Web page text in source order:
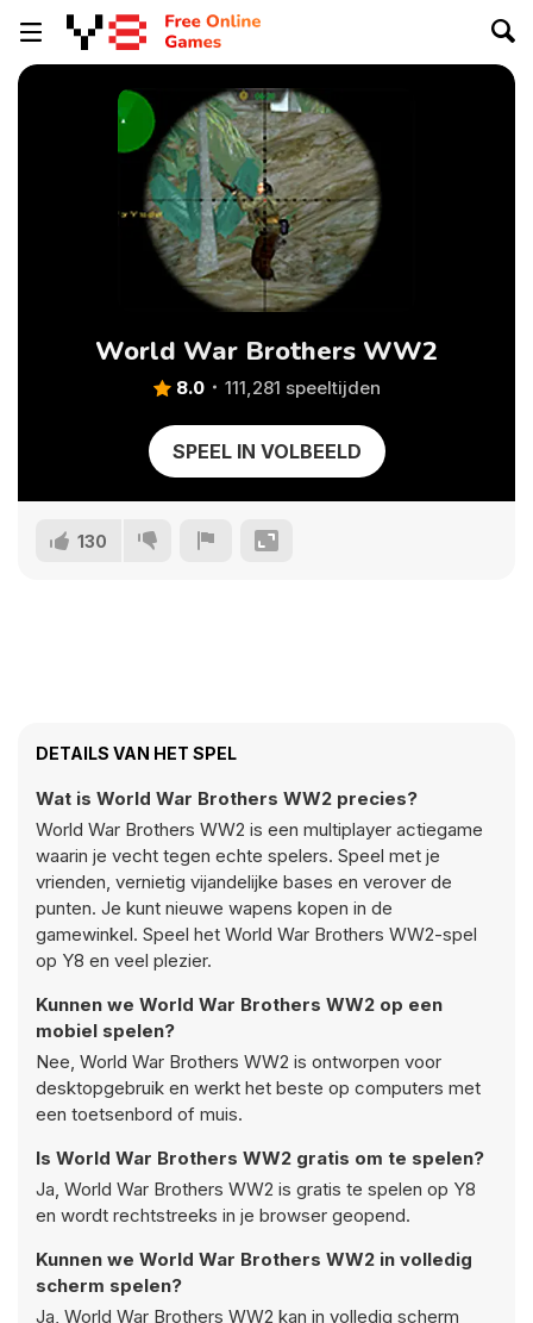
World War Brothers WW2
8.0 111,281 speeltijden
SPEEL IN VOLBEELD
130
DETAILS VAN HET SPEL
Wat is World War Brothers WW2 precies?
World War Brothers WW2 is een multiplayer actiegame
waarin je vecht tegen echte spelers. Speel met je
vrienden, vernietig vijandelijke bases en verover de
punten. Je kunt nieuwe wapens kopen in de
gamewinkel. Speel het World War Brothers WW2-spel
op Y8 en veel plezier.
Kunnen we World War Brothers WW2 op een
mobiel spelen?
Nee, World War Brothers WW2 is ontworpen voor
desktopgebruik en werkt het beste op computers met
een toetsenbord of muis.
Is World War Brothers WW2 gratis om te spelen?
Ja, World War Brothers WW2 is gratis te spelen op Y8
en wordt rechtstreeks in je browser geopend.
Kunnen we World War Brothers WW2 in volledig
scherm spelen?
Ja, World War Brothers WW2 kan in volledig scherm